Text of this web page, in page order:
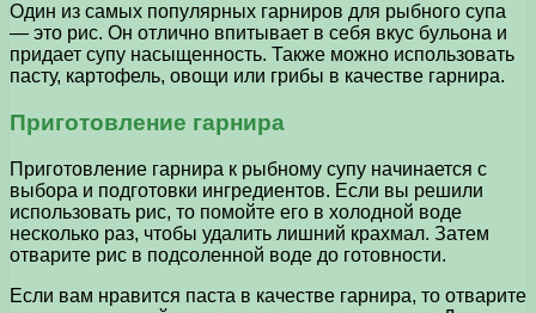
Один из самых популярных гарниров для рыбного супа
— это рис. Он отлично впитывает в себя вкус бульона и
придает супу насыщенность. Также можно использовать
пасту, картофель, овощи или грибы в качестве гарнира.
Приготовление гарнира
Приготовление гарнира к рыбному супу начинается с
выбора и подготовки ингредиентов. Если вы решили
использовать рис, то помойте его в холодной воде
несколько раз, чтобы удалить лишний крахмал. Затем
отварите рис в подсоленной воде до готовности.
Если вам нравится паста в качестве гарнира, то отварите